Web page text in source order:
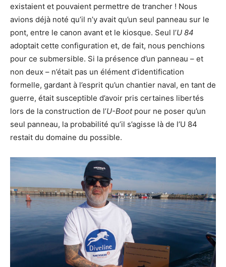
existaient et pouvaient permettre de trancher ! Nous
avions déjà noté qu’il n’y avait qu’un seul panneau sur le
pont, entre le canon avant et le kiosque. Seul l’U 84
adoptait cette configuration et, de fait, nous penchions
pour ce submersible. Si la présence d’un panneau – et
non deux – n’était pas un élément d’identification
formelle, gardant à l’esprit qu’un chantier naval, en tant de
guerre, était susceptible d’avoir pris certaines libertés
lors de la construction de l’U-Bootpour ne poser qu’un
seul panneau, la probabilité qu’il s’agisse là de l’U 84
restait du domaine du possible.